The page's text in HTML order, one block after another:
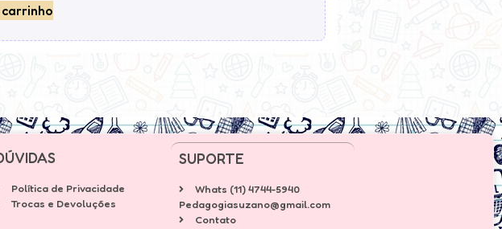
Política de Privacidade
Trocas e Devoluções
SUPORTE
Whats (11) 4744-5940
Pedagogiasuzano@gmail.com
Contato